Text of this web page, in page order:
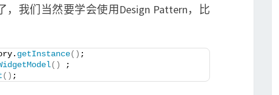
我们当然要学会使用Design Pattern，比
getInstance() ;
()
;
() ;